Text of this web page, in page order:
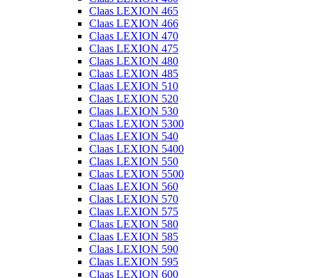
Claas LEXION 465
Claas LEXION 466
Claas LEXION 470
Claas LEXION 475
Claas LEXION 480
Claas LEXION 485
Claas LEXION 510
Claas LEXION 520
Claas LEXION 530
Claas LEXION 5300
Claas LEXION 540
Claas LEXION 5400
Claas LEXION 550
Claas LEXION 5500
Claas LEXION 560
Claas LEXION 570
Claas LEXION 575
Claas LEXION 580
Claas LEXION 585
Claas LEXION 590
Claas LEXION 595
Claas LEXION 600